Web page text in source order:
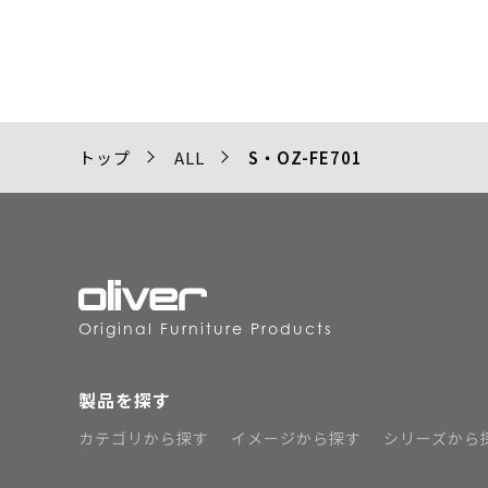
トップ ALL S・OZ-FE701
Original Furniture Products
製品を探す
カテゴリから探す イメージから探す シリーズから